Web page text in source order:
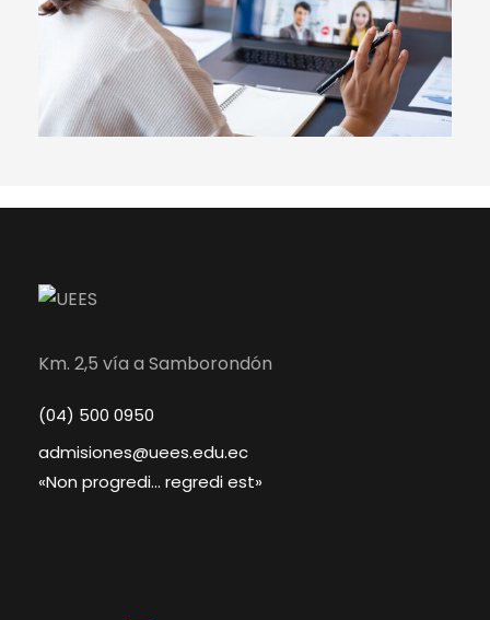
Km. 2,5 vía a Samborondón
(04) 500 0950
admisiones@uees.edu.ec
«Non progredi… regredi est»